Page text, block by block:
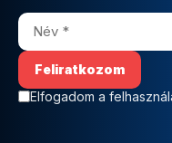
Elfogadom a